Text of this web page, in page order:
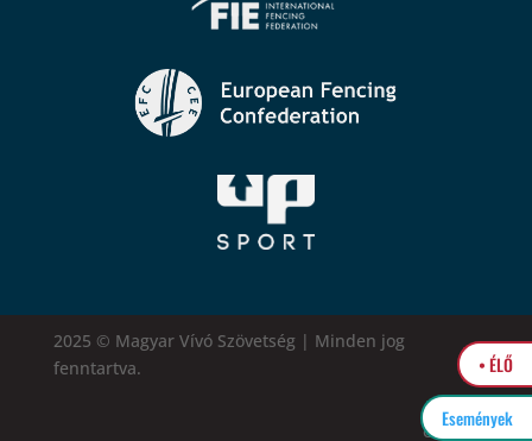
2025 © Magyar Vívó Szövetség | Minden jog
fenntartva.
easytel
• ÉLŐ
Események